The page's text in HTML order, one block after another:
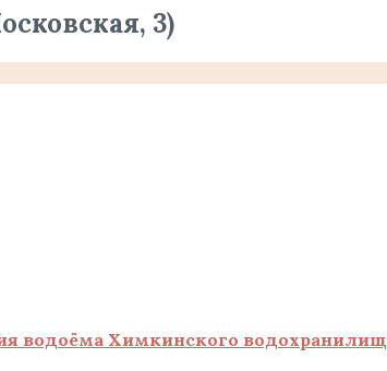
3)
водоёма Химкинского